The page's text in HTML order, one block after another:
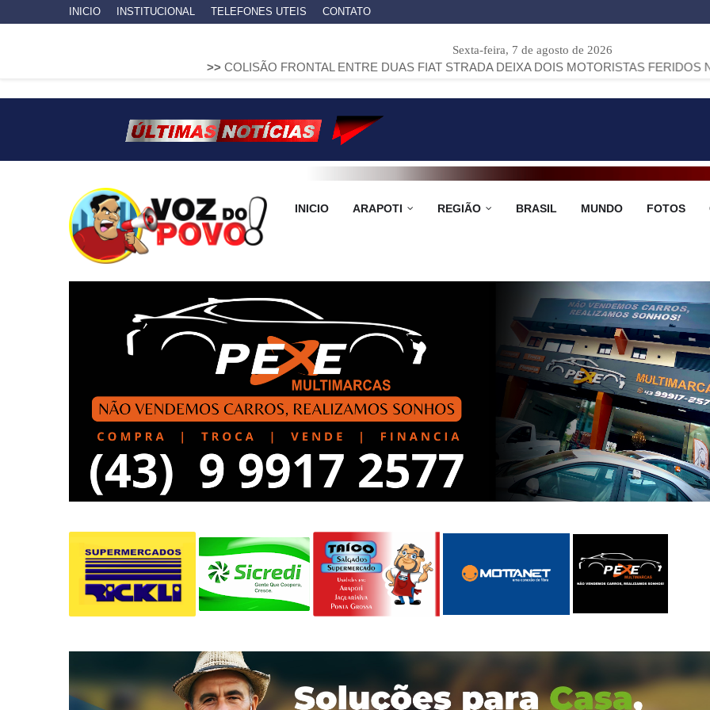
INICIO INSTITUCIONAL TELEFONES UTEIS CONTATO
Sexta-feira, 7 de agosto de 2026
COLISÃO FRONTAL ENTRE DUAS FIAT STRADA DEIXA DOIS MOTORISTAS FERIDOS NA PR-151,
INICIO ARAPOTI REGIÃO BRASIL MUNDO FOTOS